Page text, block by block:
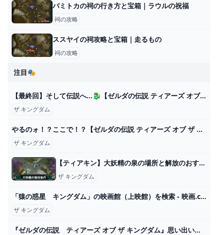
バミトカの祠の行き方と宝箱｜ラウルの祝福
祠の攻略
ススヤイの祠攻略と宝箱｜走るもの
祠の攻略
注目🎭
【最終回】そして伝説へ...🐉【ゼルダの伝説 ティアーズ オブ ザ キングダム】#19 - YouTube
ザ キングダム
やるのォ！？ここで！？【ゼルダの伝説 ティアーズ オブ ザ キングダム】＃５０ - YouTube
ザ キングダム
【ティアキン】大妖精の泉の場所と解放のおすすめ順番【ゼルダの伝説ティアーズオブザキングダム】 - ゲームウィズ
ザ キングダム
「猿の惑星 キングダム」の映画館（上映館）を検索 - 映画.com
ザ キングダム
『ゼルダの伝説 ティアーズ オブ ザ キングダム』思い出いっぱいの冒険をプレイヤーアンケートで振り返る【先出し週刊ファミ通】 ゲーム・エンタメ最新情報のファミ通.com